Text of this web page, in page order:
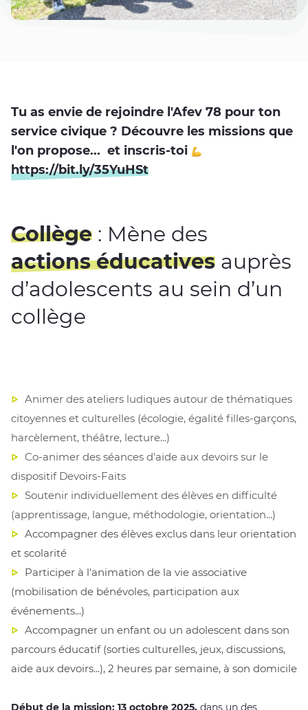
Tu as envie de rejoindre l'Afev 78 pour ton
service civique ? Découvre les missions que
l'on propose... et inscris-toi
https://bit.ly/35YuHSt
Collège : Mène des
actions éducatives auprès
d’adolescents au sein d’un
collège
Animer des ateliers ludiques autour de thématiques
citoyennes et culturelles (écologie, égalité filles-garçons,
harcèlement, théâtre, lecture...)
Co-animer des séances d'aide aux devoirs sur le
dispositif Devoirs-Faits
Soutenir individuellement des élèves en difficulté
(apprentissage, langue, méthodologie, orientation...)
Accompagner des élèves exclus dans leur orientation
et scolarité
Participer à l'animation de la vie associative
(mobilisation de bénévoles, participation aux
événements...)
Accompagner un enfant ou un adolescent dans son
parcours éducatif (sorties culturelles, jeux, discussions,
aide aux devoirs...), 2 heures par semaine, à son domicile
Début de la mission: 13 octobre 2025, dans un des